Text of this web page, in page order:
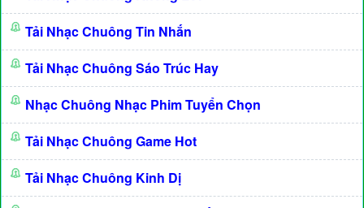
Tải Nhạc Chuông Tin Nhắn
Tải Nhạc Chuông Sáo Trúc Hay
Nhạc Chuông Nhạc Phim Tuyển Chọn
Tải Nhạc Chuông Game Hot
Tải Nhạc Chuông Kinh Dị